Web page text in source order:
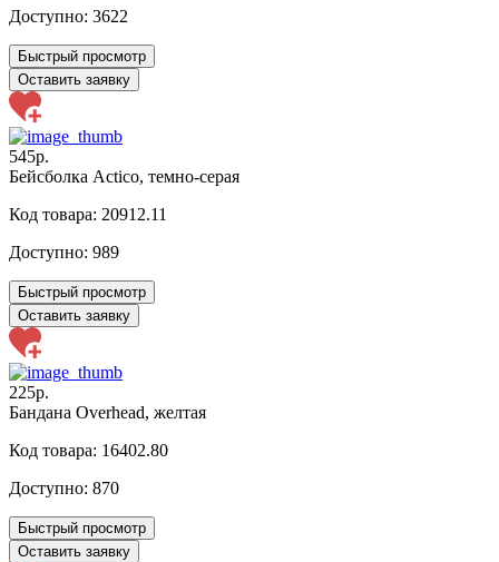
Доступно: 3622
Быстрый просмотр
Оставить заявку
545р.
Бейсболка Actico, темно-серая
Код товара: 20912.11
Доступно: 989
Быстрый просмотр
Оставить заявку
225р.
Бандана Overhead, желтая
Код товара: 16402.80
Доступно: 870
Быстрый просмотр
Оставить заявку